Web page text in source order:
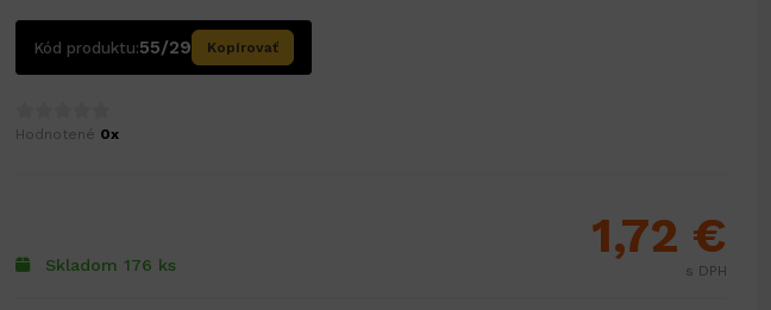
Kód produktu:55/29 Kopírovať
Hodnotené 0x
Skladom 176 ks
1,72 €
s DPH